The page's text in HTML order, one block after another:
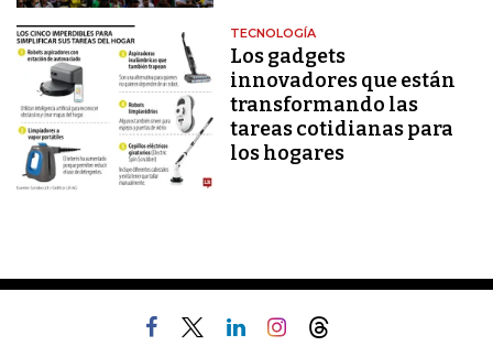
TECNOLOGÍA
Los gadgets
innovadores que están
transformando las
tareas cotidianas para
los hogares